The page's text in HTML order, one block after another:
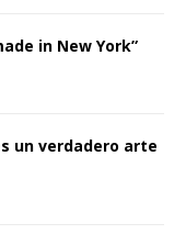
in New York”
un verdadero arte